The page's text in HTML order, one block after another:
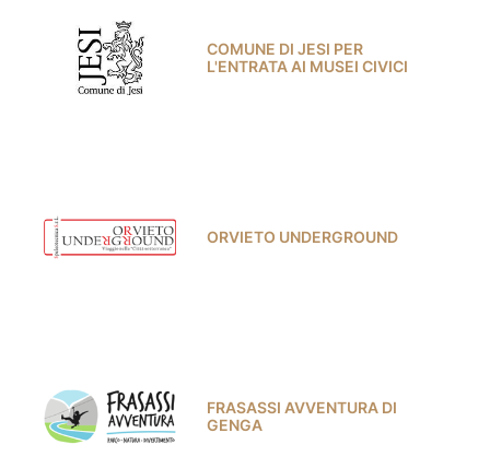
COMUNE DI JESI PER
L'ENTRATA AI MUSEI CIVICI
ORVIETO UNDERGROUND
FRASASSI AVVENTURA DI
GENGA